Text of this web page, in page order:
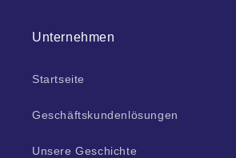
Unternehmen
Startseite
Geschäftskundenlösungen
Unsere Geschichte